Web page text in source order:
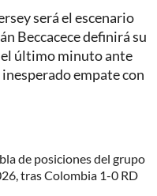
será el escenario
Beccacece definirá su
último minuto ante
empate con
de posiciones del grupo
tras Colombia 1-0 RD